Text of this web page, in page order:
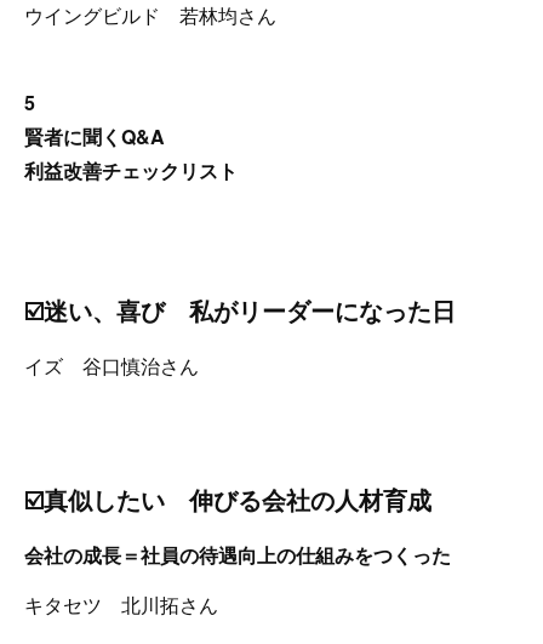
ウイングビルド 若林均さん
5
賢者に聞くQ&A
利益改善チェックリスト
☑️迷い、喜び 私がリーダーになった日
イズ 谷口慎治さん
☑️真似したい 伸びる会社の人材育成
会社の成長＝社員の待遇向上の仕組みをつくった
キタセツ 北川拓さん